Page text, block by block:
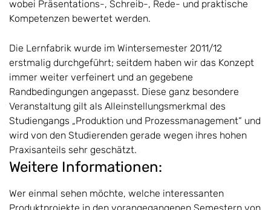
wobei Präsentations-, Schreib-, Rede- und praktische
Kompetenzen bewertet werden.
Die Lernfabrik wurde im Wintersemester 2011/12
erstmalig durchgeführt; seitdem haben wir das Konzept
immer weiter verfeinert und an gegebene
Randbedingungen angepasst. Diese ganz besondere
Veranstaltung gilt als Alleinstellungsmerkmal des
Studiengangs „Produktion und Prozessmanagement“ und
wird von den Studierenden gerade wegen ihres hohen
Praxisanteils sehr geschätzt.
Weitere Informationen:
Wer einmal sehen möchte, welche interessanten
Produktprojekte in den vorangegangenen Semestern von